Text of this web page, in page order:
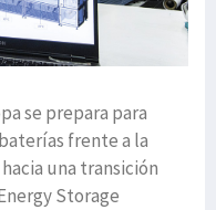
se prepara para
frente a la
una transición
Storage